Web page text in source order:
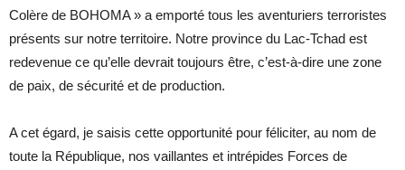
Colère de BOHOMA » a emporté tous les aventuriers terroristes
présents sur notre territoire. Notre province du Lac-Tchad est
redevenue ce qu’elle devrait toujours être, c’est-à-dire une zone
de paix, de sécurité et de production.
A cet égard, je saisis cette opportunité pour féliciter, au nom de
toute la République, nos vaillantes et intrépides Forces de